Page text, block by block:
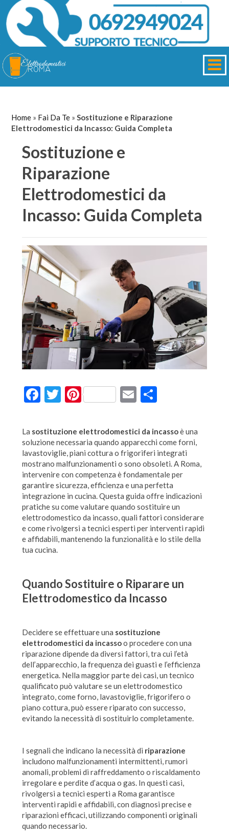
Home » Fai Da Te »Sostituzione e Riparazione
Elettrodomestici da Incasso: Guida Completa
Sostituzione e
Riparazione
Elettrodomestici da
Incasso: Guida Completa
Facebook
Twitter
PinterestEmailCondividi
La sostituzione elettrodomestici da incassoè una
soluzione necessaria quando apparecchi come forni,
lavastoviglie, piani cottura o frigoriferi integrati
mostrano malfunzionamenti o sono obsoleti. A Roma,
intervenire con competenza è fondamentale per
garantire sicurezza, efficienza e una perfetta
integrazione in cucina. Questa guida offre indicazioni
pratiche su come valutare quando sostituire un
elettrodomestico da incasso, quali fattori considerare
e come rivolgersi a tecnici esperti per interventi rapidi
e affidabili, mantenendo la funzionalità e lo stile della
tua cucina.
Quando Sostituire o Riparare un
Elettrodomestico da Incasso
Decidere se effettuare una sostituzione
elettrodomestici da incassoo procedere con una
riparazione dipende da diversi fattori, tra cui l’età
dell’apparecchio, la frequenza dei guasti e l’efficienza
energetica. Nella maggior parte dei casi, un tecnico
qualificato può valutare se un elettrodomestico
integrato, come forno, lavastoviglie, frigorifero o
piano cottura, può essere riparato con successo,
evitando la necessità di sostituirlo completamente.
I segnali che indicano la necessità di riparazione
includono malfunzionamenti intermittenti, rumori
anomali, problemi di raffreddamento o riscaldamento
irregolare e perdite d’acqua o gas. In questi casi,
rivolgersi a tecnici esperti a Roma garantisce
interventi rapidi e affidabili, con diagnosi precise e
riparazioni efficaci, utilizzando componenti originali
quando necessario.